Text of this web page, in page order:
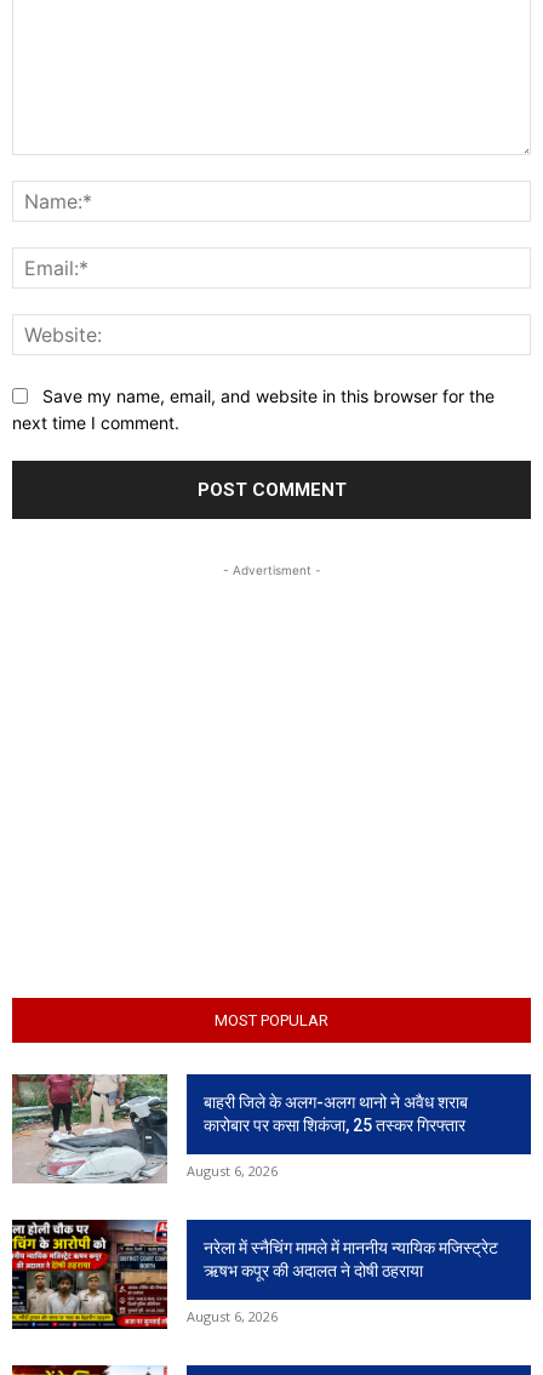
Save my name, email, and website in this browser for the
next time I comment.
- Advertisment -
MOST POPULAR
बाहरी जिले के अलग-अलग थानो ने अवैध शराब
कारोबार पर कसा शिकंजा, 25 तस्कर गिरफ्तार
August 6, 2026
नरेला में स्नैचिंग मामले में माननीय न्यायिक मजिस्ट्रेट
ऋषभ कपूर की अदालत ने दोषी ठहराया
August 6, 2026